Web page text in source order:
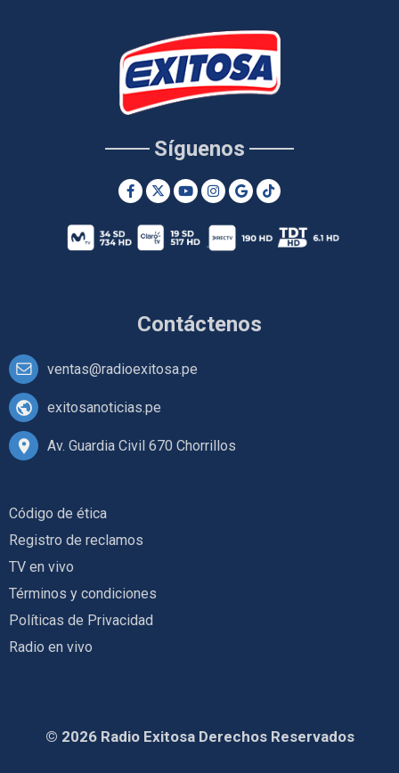
Contáctenos
ventas@radioexitosa.pe
exitosanoticias.pe
Av. Guardia Civil 670 Chorrillos
Síguenos
Código de ética
Registro de reclamos
TV en vivo
Términos y condiciones
Políticas de Privacidad
Radio en vivo
© 2026 Radio Exitosa Derechos Reservados